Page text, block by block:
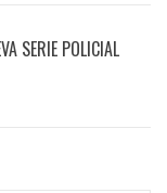
SERIE POLICIAL